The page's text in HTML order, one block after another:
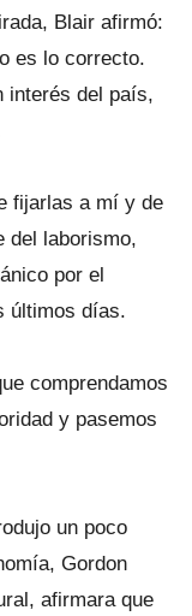
Blair afirmó:
es lo correcto.
interés del país,
fijarlas a mí y de
del laborismo,
por el
últimos días.
comprendamos
y pasemos
un poco
Gordon
afirmara que